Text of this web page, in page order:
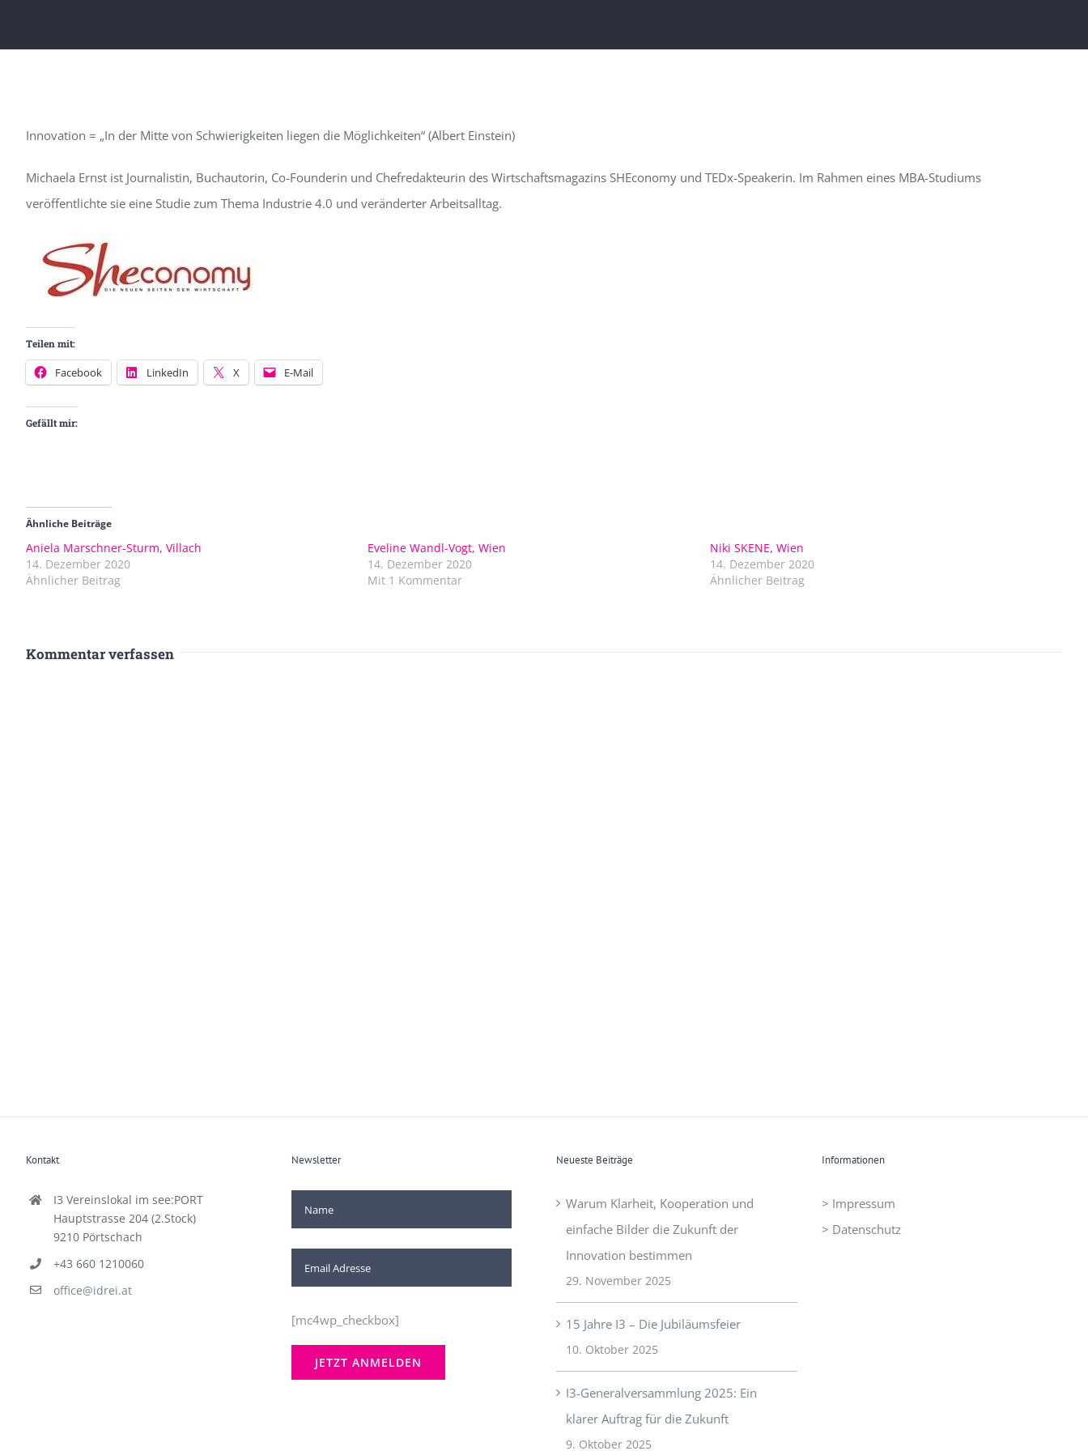
Innovation = „In der Mitte von Schwierigkeiten liegen die Möglichkeiten“ (Albert Einstein)
Michaela Ernst ist Journalistin, Buchautorin, Co-Founderin und Chefredakteurin des Wirtschaftsmagazins SHEconomy und TEDx-Speakerin. Im Rahmen eines MBA-Studiums
veröffentlichte sie eine Studie zum Thema Industrie 4.0 und veränderter Arbeitsalltag.
Teilen mit:
Facebook LinkedIn X E-Mail
Gefällt mir:
Ähnliche Beiträge
Aniela Marschner-Sturm, Villach
14. Dezember 2020
Ähnlicher Beitrag
Eveline Wandl-Vogt, Wien
14. Dezember 2020
Mit 1 Kommentar
Niki SKENE, Wien
14. Dezember 2020
Ähnlicher Beitrag
Kommentar verfassen
Kontakt
I3 Vereinslokal im see:PORT
Hauptstrasse 204 (2.Stock)
9210 Pörtschach
+43 660 1210060
office@idrei.at
Newsletter
[mc4wp_checkbox]
Neueste Beiträge
Warum Klarheit, Kooperation und
einfache Bilder die Zukunft der
Innovation bestimmen
29. November 2025
15 Jahre I3 – Die Jubiläumsfeier
10. Oktober 2025
I3-Generalversammlung 2025: Ein
klarer Auftrag für die Zukunft
9. Oktober 2025
Informationen
> Impressum
> Datenschutz